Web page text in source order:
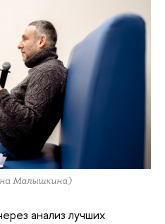
Малышкина)
анализ лучших